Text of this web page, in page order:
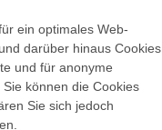
in der
weiter gut
ein optimales Web-
darüber hinaus Cookies
und für anonyme
können die Cookies
Sie sich jedoch